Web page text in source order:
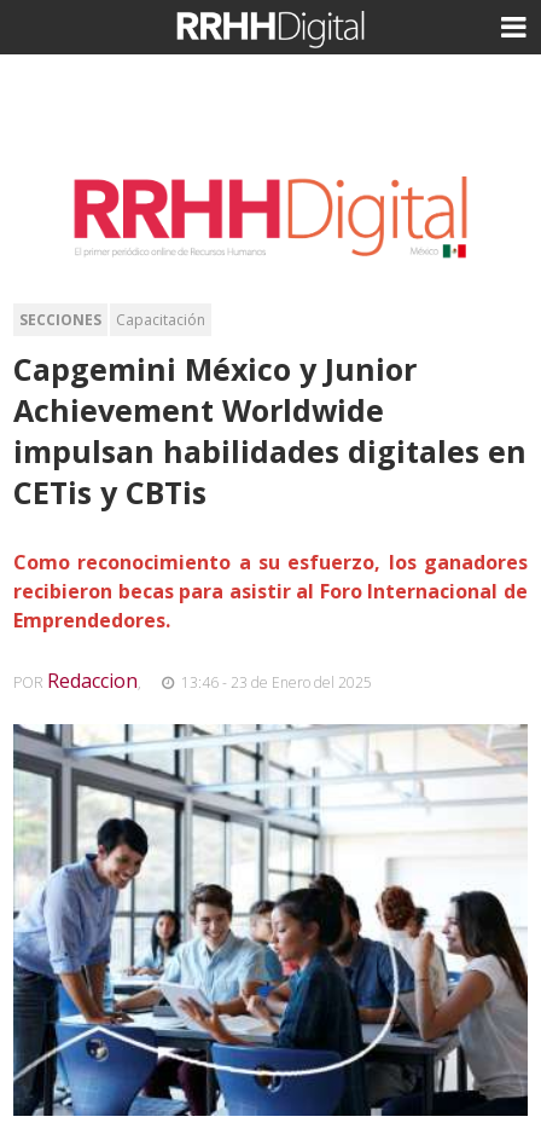
SECCIONES Capacitación
Capgemini México y Junior
Achievement Worldwide
impulsan habilidades digitales en
CETis y CBTis
Como reconocimiento a su esfuerzo, los ganadores
recibieron becas para asistir al Foro Internacional de
Emprendedores.
POR Redaccion, 13:46 - 23 de Enero del 2025